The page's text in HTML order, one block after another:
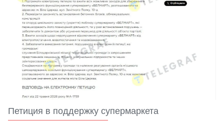
Петиция в поддержку супермаркета